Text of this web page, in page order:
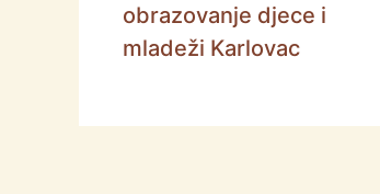
obrazovanje djece i
mladeži Karlovac